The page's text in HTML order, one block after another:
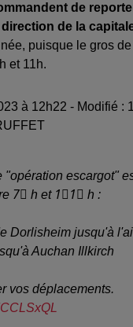
de
de la
puisque le gros
et 11h.
à 12h22 - Modifié :
escargot"
7⃣ h et 1⃣1⃣ h :
Dorlisheim jusqu'à
Auchan Illkirch
vos déplacements.